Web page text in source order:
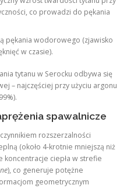
co prowadzi do pękania
pękania wodorowego (zjawisko
w czasie).
tytanu w Serocku odbywa się
– najczęściej przy użyciu argonu
spawalnicze
rozszerzalności
(około 4-krotnie mniejszą niż
koncentracje ciepła w strefie
), co generuje potężne
geometrycznym